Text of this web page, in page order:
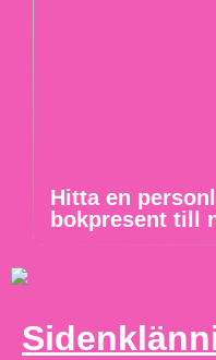
Hitta en
bokpresent till